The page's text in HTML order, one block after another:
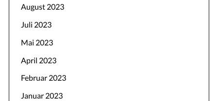
August 2023
Juli 2023
Mai 2023
April 2023
Februar 2023
Januar 2023